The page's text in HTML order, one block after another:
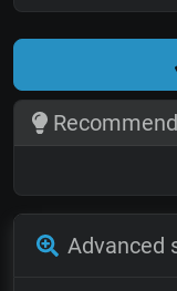
Advanced